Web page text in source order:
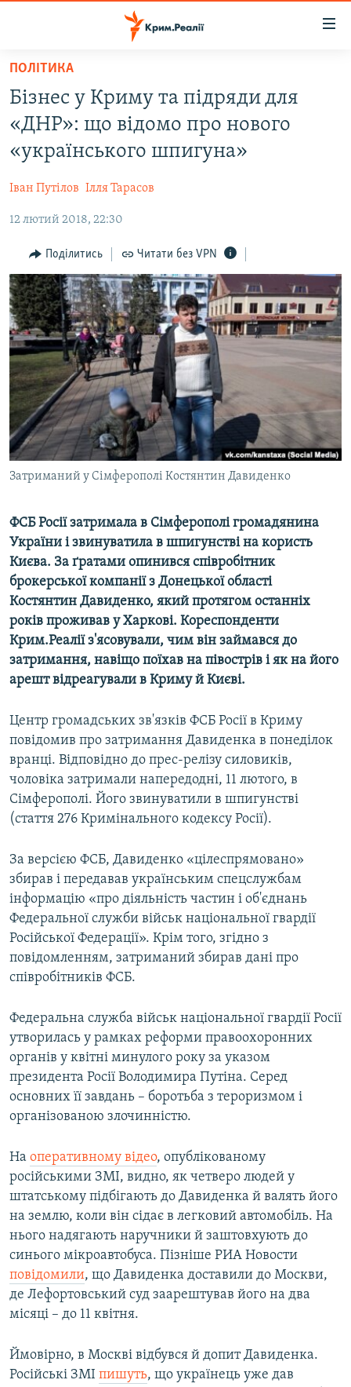
Перейти
основного
матеріалу
до
основної
навігації
Перейти
пошуку
ВОДА.КРИМ
ВІДЕО ТА ФОТО
БЛОГИ
ПОГЛЯД
ІНТЕРВ'Ю
ВСЕ ЗА ДЕНЬ
СПЕЦПРОЕКТИ
ДЕПОРТАЦІЯ
ВІДЕОУРОКИ «ELIFBE»
СВІДЧЕННЯ ОКУПАЦІЇ
УКРАЇНСЬКА ПРОБЛЕМА КРИМУ
ІНФОГРАФІКА
ЯК ОБІЙТИ БЛОКУВАННЯ
Русский
Qırımtatar
ДОЛУЧАЙСЯ!
Усі сайти RFE/RL
ПОЛІТИКА
Бізнес у Криму та підряди для
«ДНР»: що відомо про нового
«українського шпигуна»
Іван Путілов Ілля Тарасов
12 лютий 2018, 22:30
Поділитись Читати без VPN
Затриманий у Сімферополі Костянтин Давиденко
ФСБ Росії затримала в Сімферополі громадянина
України і звинуватила в шпигунстві на користь
Києва. За ґратами опинився співробітник
брокерської компанії з Донецької області
Костянтин Давиденко, який протягом останніх
років проживав у Харкові. Кореспонденти
Крим.Реалії з'ясовували, чим він займався до
затримання, навіщо поїхав на півострів і як на його
арешт відреагували в Криму й Києві.
Центр громадських зв'язків ФСБ Росії в Криму
повідомив про затримання Давиденка в понеділок
вранці. Відповідно до прес-релізу силовиків,
чоловіка затримали напередодні, 11 лютого, в
Сімферополі. Його звинуватили в шпигунстві
(стаття 276 Кримінального кодексу Росії).
За версією ФСБ, Давиденко «цілеспрямовано»
збирав і передавав українським спецслужбам
інформацію «про діяльність частин і об'єднань
Федеральної служби військ національної гвардії
Російської Федерації». Крім того, згідно з
повідомленням, затриманий збирав дані про
співробітників ФСБ.
Федеральна служба військ національної гвардії Росії
утворилась у рамках реформи правоохоронних
органів у квітні минулого року за указом
президента Росії Володимира Путіна. Серед
основних її завдань – боротьба з тероризмом і
організованою злочинністю.
На оперативному відео, опублікованому
російськими ЗМІ, видно, як четверо людей у
штатському підбігають до Давиденка й валять його
на землю, коли він сідає в легковий автомобіль. На
нього надягають наручники й заштовхують до
синього мікроавтобуса. Пізніше РИА Новости
повідомили, що Давиденка доставили до Москви,
де Лефортовський суд заарештував його на два
місяці – до 11 квітня.
Ймовірно, в Москві відбувся й допит Давиденка.
Російські ЗМІ пишуть, що українець уже дав